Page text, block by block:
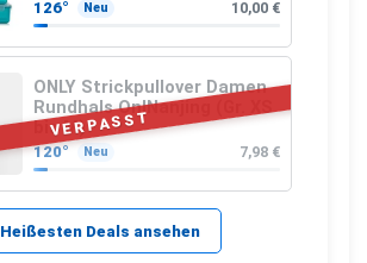
126° Neu 10,00 €
VERPASST
ONLY Strickpullover Damen
Rundhals OnlNanjing (Gr. XS
bis M)
120° Neu 7,98 €
Heißesten Deals ansehen